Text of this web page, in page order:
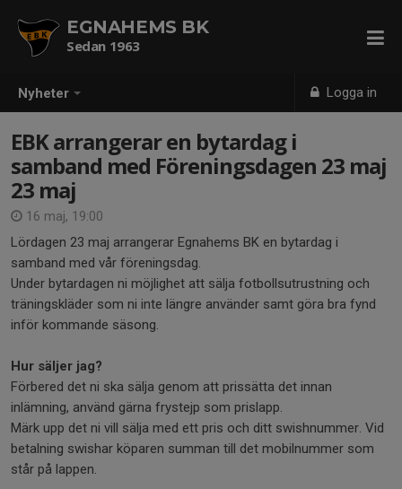
Nyheter Logga in
EGNAHEMS BK
Sedan 1963
EBK arrangerar en bytardag i
samband med Föreningsdagen 23 maj
23 maj
16 maj, 19:00
Lördagen 23 maj arrangerar Egnahems BK en bytardag i
samband med vår föreningsdag.
Under bytardagen ni möjlighet att sälja fotbollsutrustning och
träningskläder som ni inte längre använder samt göra bra fynd
inför kommande säsong.
Hur säljer jag?
Förbered det ni ska sälja genom att prissätta det innan
inlämning, använd gärna frystejp som prislapp.
Märk upp det ni vill sälja med ett pris och ditt swishnummer. Vid
betalning swishar köparen summan till det mobilnummer som
står på lappen.